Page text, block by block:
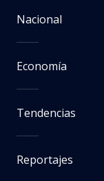
Nacional
Economía
Tendencias
Reportajes